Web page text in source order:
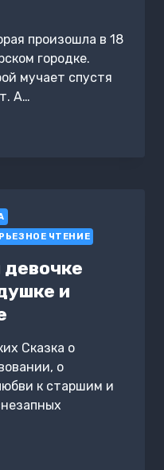
произошла в 18
городке.
мучает спустя
А…
ЧТЕНИЕ
и
Сказка о
о
к старшим и